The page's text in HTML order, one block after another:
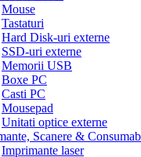
Mouse
Tastaturi
Hard Disk-uri externe
SSD-uri externe
Memorii USB
Boxe PC
Casti PC
Mousepad
Unitati optice externe
Scanere &
Imprimante laser